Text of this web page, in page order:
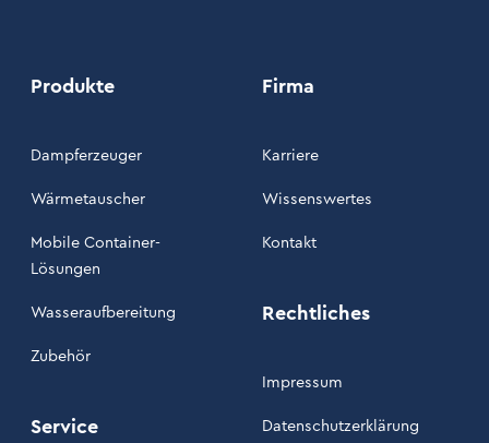
Produkte
Dampferzeuger
Wärmetauscher
Mobile Container-
Lösungen
Wasseraufbereitung
Zubehör
Service
Firma
Karriere
Wissenswertes
Kontakt
Rechtliches
Impressum
Datenschutzerklärung